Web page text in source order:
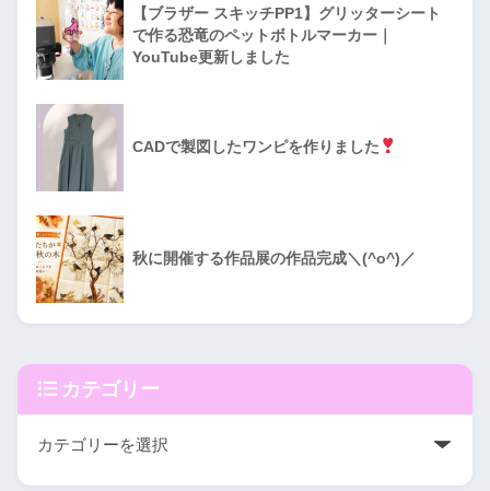
【ブラザー スキッチPP1】グリッターシート
で作る恐竜のペットボトルマーカー｜
YouTube更新しました
CADで製図したワンピを作りました
秋に開催する作品展の作品完成＼(^o^)／
カテゴリー